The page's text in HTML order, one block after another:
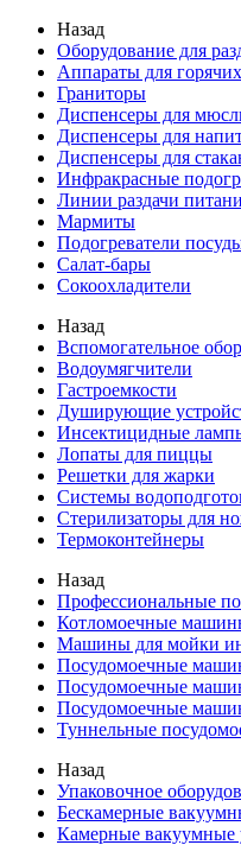
Назад
Оборудование для
Аппараты для
Граниторы
Диспенсеры для
Диспенсеры для
Диспенсеры для
Инфракрасные
Линии раздачи
Мармиты
Подогреватели
Салат-бары
Сокоохладители
Назад
Вспомогательное
Водоумягчители
Гастроемкости
Душирующие
Инсектицидные
Лопаты для пиццы
Решетки для жарки
Системы
Стерилизаторы для
Термоконтейнеры
Назад
Профессиональные
Котломоечные
Машины для мойки
Посудомоечные
Посудомоечные
Посудомоечные
Туннельные
Назад
Упаковочное
Бескамерные
Камерные вакуумные